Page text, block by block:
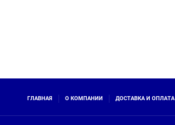
ГЛАВНАЯ О КОМПАНИИ ДОСТАВКА И ОПЛАТА